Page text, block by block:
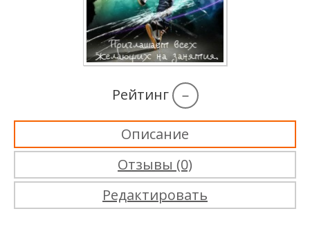
Рейтинг –
Описание
Отзывы (0)
Редактировать